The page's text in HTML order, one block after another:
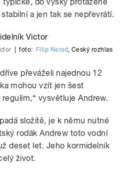
do výšky protažené
a jen tak se nepřevrátí.
foto: Filip Nerad, Český rozhlas
převáželi najednou 12
mohou vzít jen šest
vysvětluje Andrew.
složitě, je k němu nutné
rodák Andrew toto vodní
deset let. Jeho kormidelník
život.